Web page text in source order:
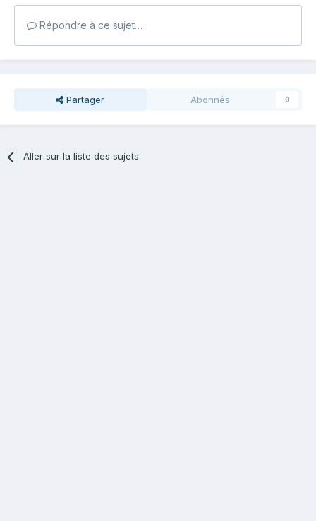
Répondre à ce sujet…
Partager Abonnés 0
Aller sur la liste des sujets